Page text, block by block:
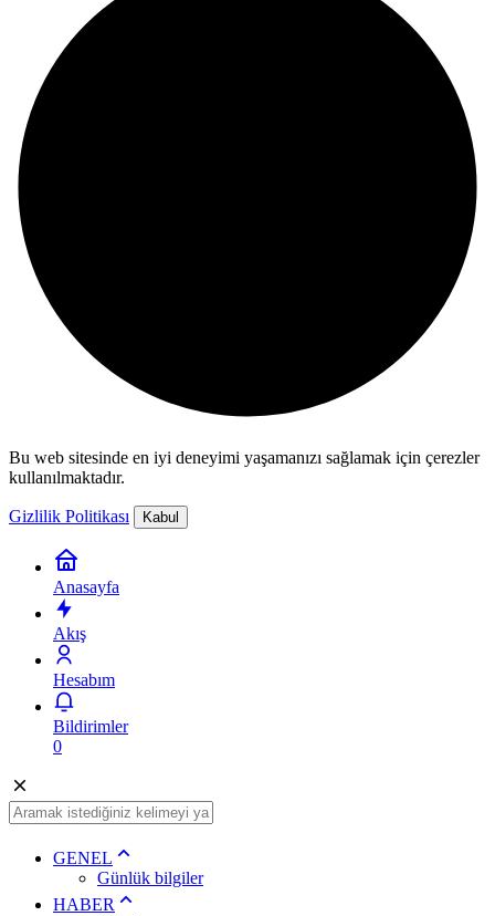
Bu web sitesinde en iyi deneyimi yaşamanızı sağlamak için çerezler
kullanılmaktadır.
Gizlilik Politikası Kabul
Anasayfa
Akış
Hesabım
Bildirimler
0
GENEL
Günlük bilgiler
HABER